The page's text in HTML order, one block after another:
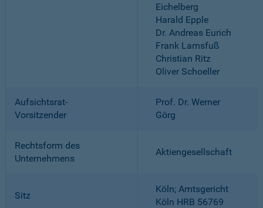
Eichelberg
Harald Epple
Dr. Andreas Eurich
Frank Lamsfuß
Christian Ritz
Oliver Schoeller
Aufsichtsrat-
Vorsitzender
Prof. Dr. Werner
Görg
Rechtsform des
Unternehmens
Aktiengesellschaft
Sitz
Köln; Amtsgericht
Köln HRB 56769